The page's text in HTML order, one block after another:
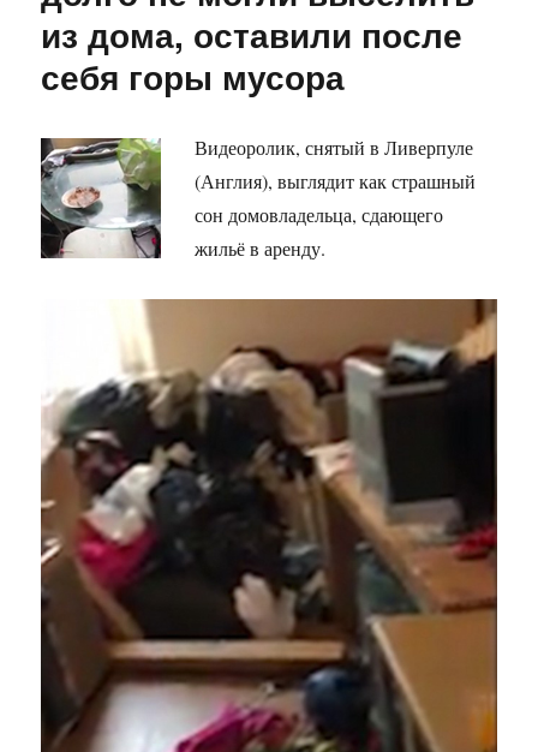
из дома, оставили после
себя горы мусора
Видеоролик, снятый в Ливерпуле
(Англия), выглядит как страшный
сон домовладельца, сдающего
жильё в аренду.